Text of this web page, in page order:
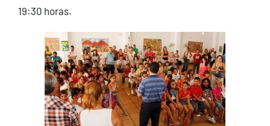
19:30 horas.